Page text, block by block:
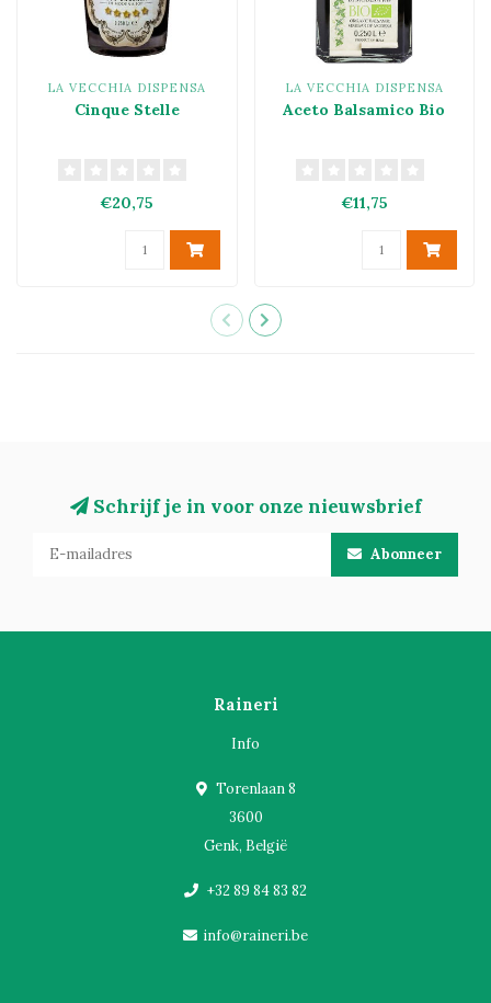
LA VECCHIA DISPENSA
Cinque Stelle
€20,75
LA VECCHIA DISPENSA
Aceto Balsamico Bio
€11,75
Schrijf je in voor onze nieuwsbrief
Abonneer
Raineri
Info
Torenlaan 8
3600
Genk, België
+32 89 84 83 82
info@raineri.be